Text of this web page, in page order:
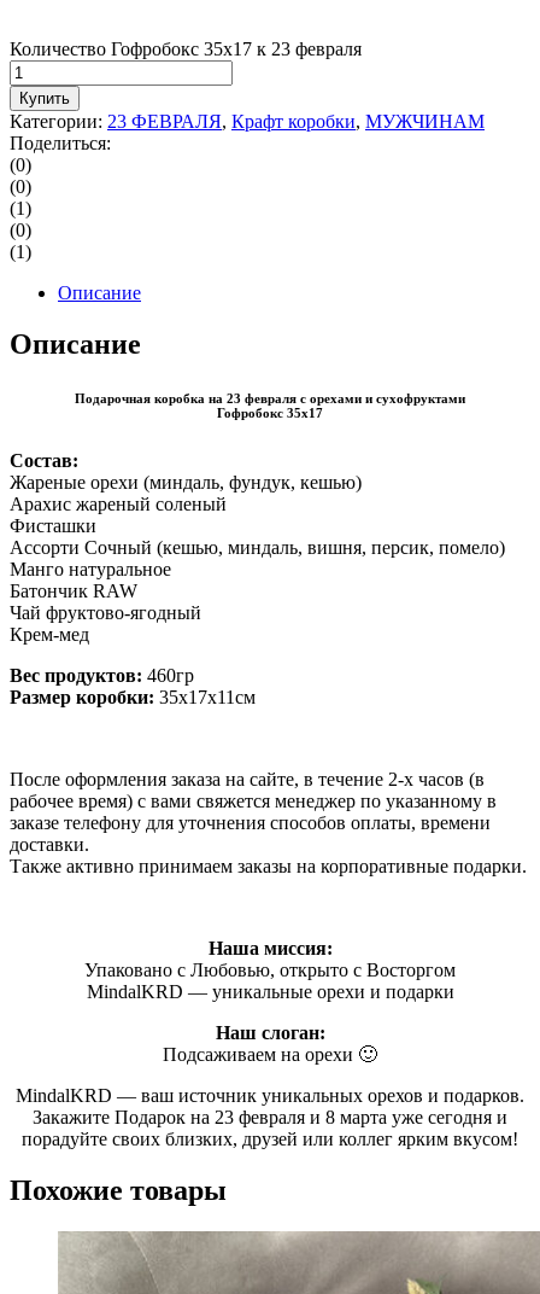
Количество Гофробокс 35х17 к 23 февраля
Купить
Категории: 23 ФЕВРАЛЯ, Крафт коробки, МУЖЧИНАМ
Поделиться:
(0)
(0)
(1)
(0)
(1)
Описание
Описание
Подарочная коробка на 23 февраля с орехами и сухофруктами
Гофробокс 35х17
Состав:
Жареные орехи (миндаль, фундук, кешью)
Арахис жареный соленый
Фисташки
Ассорти Сочный (кешью, миндаль, вишня, персик, помело)
Манго натуральное
Батончик RAW
Чай фруктово-ягодный
Крем-мед
Вес продуктов: 460гр
Размер коробки: 35х17х11см
После оформления заказа на сайте, в течение 2-х часов (в
рабочее время) с вами свяжется менеджер по указанному в
заказе телефону для уточнения способов оплаты, времени
доставки.
Также активно принимаем заказы на корпоративные подарки.
Наша миссия:
Упаковано с Любовью, открыто с Восторгом
MindalKRD — уникальные орехи и подарки
Наш слоган:
Подсаживаем на орехи 🙂
MindalKRD — ваш источник уникальных орехов и подарков.
Закажите Подарок на 23 февраля и 8 марта уже сегодня и
порадуйте своих близких, друзей или коллег ярким вкусом!
Похожие товары